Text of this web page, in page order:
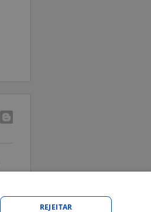
REJEITAR